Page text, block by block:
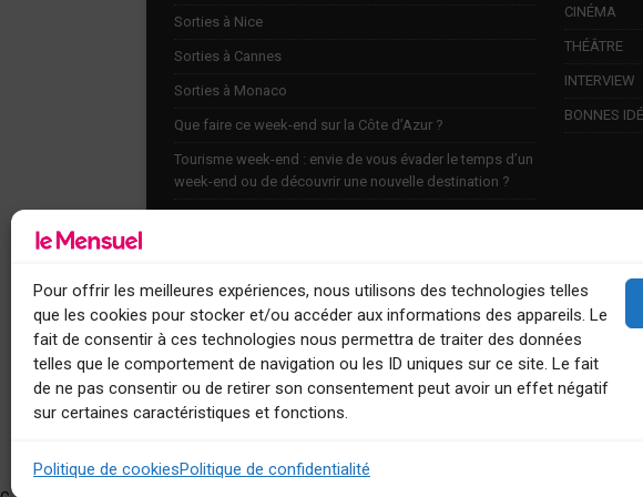
Pour offrir les meilleures expériences, nous utilisons des technologies telles
que les cookies pour stocker et/ou accéder aux informations des appareils. Le
fait de consentir à ces technologies nous permettra de traiter des données
telles que le comportement de navigation ou les ID uniques sur ce site. Le fait
de ne pas consentir ou de retirer son consentement peut avoir un effet négatif
sur certaines caractéristiques et fonctions.
Politique de cookiesPolitique de confidentialité
Sorties à Nice
Sorties à Cannes
Sorties à Monaco
Que faire ce week-end sur la Côte d’Azur ?
Tourisme week-end : envie de vous évader le temps d’un
week-end ou de découvrir une nouvelle destination ?
Contact
CINÉMA
THÉÂTRE
INTERVIEW
BONNES
MENTIONS